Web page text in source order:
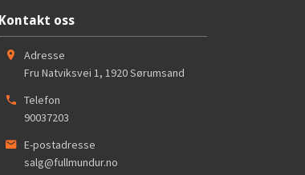
Kontakt oss
Adresse
Fru Natviksvei 1, 1920Sørumsand
Telefon
90037203
E-postadresse
salg@fullmundur.no